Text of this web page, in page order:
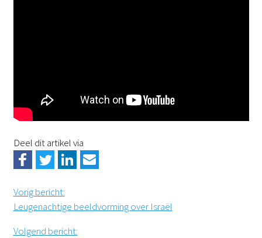
Deel dit artikel via
Vorig bericht:
Leugenachtige beeldvorming over Israël
Volgend bericht: